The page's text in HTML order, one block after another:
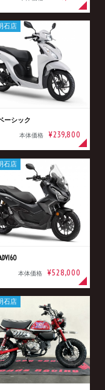
ーシック
本体価格 ¥239,800
石店
本体価格 ¥528,000
石店
石店